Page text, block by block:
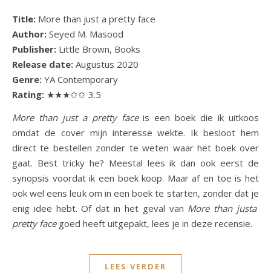
Title: More than just a pretty face
Author: Seyed M. Masood
Publisher: Little Brown, Books
Release date: Augustus 2020
Genre: YA Contemporary
Rating: ★★★✩✩ 3.5
More than just a pretty faceis een boek die ik uitkoos
omdat de cover mijn interesse wekte. Ik besloot hem
direct te bestellen zonder te weten waar het boek over
gaat. Best tricky he? Meestal lees ik dan ook eerst de
synopsis voordat ik een boek koop. Maar af en toe is het
ook wel eens leuk om in een boek te starten, zonder dat je
enig idee hebt. Of dat in het geval van More than justa
pretty facegoed heeft uitgepakt, lees je in deze recensie.
LEES VERDER